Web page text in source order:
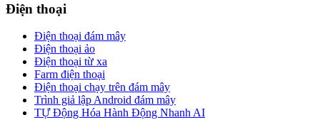
Điện thoại
Điện thoại đám mây
Điện thoại ảo
Điện thoại từ xa
Farm điện thoại
Điện thoại chạy trên đám mây
Trình giả lập Android đám mây
TỰ Động Hóa Hành Động Nhanh AI